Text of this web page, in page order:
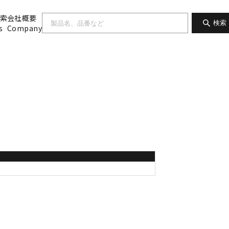
会社概要
Company
検索